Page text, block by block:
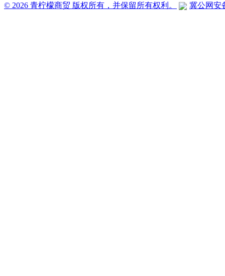
© 2026 青柠檬商贸 版权所有，并保留所有权利。 冀公网安